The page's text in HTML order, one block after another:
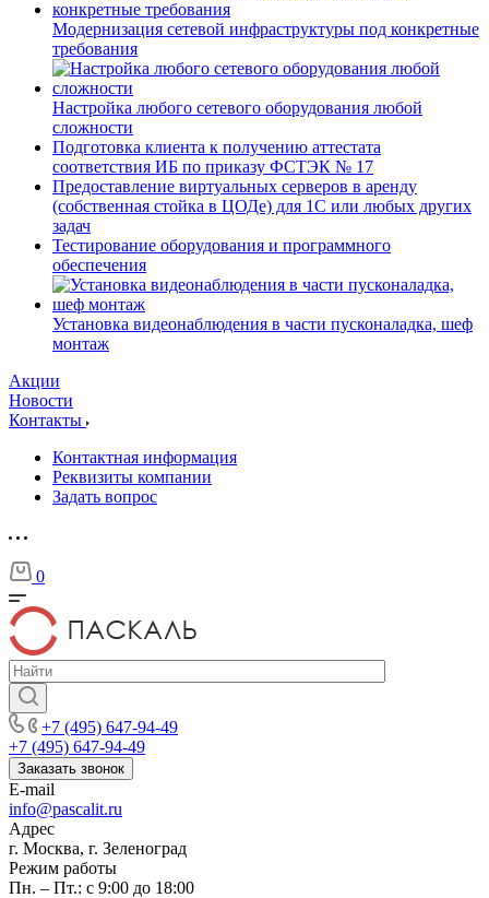
Модернизация сетевой инфраструктуры под конкретные
требования
Настройка любого сетевого оборудования любой
сложности
Подготовка клиента к получению аттестата
соответствия ИБ по приказу ФСТЭК № 17
Предоставление виртуальных серверов в аренду
(собственная стойка в ЦОДе) для 1С или любых других
задач
Тестирование оборудования и программного
обеспечения
Установка видеонаблюдения в части пусконаладка, шеф
монтаж
Акции
Новости
Контакты
Контактная информация
Реквизиты компании
Задать вопрос
0
+7 (495) 647-94-49
+7 (495) 647-94-49
Заказать звонок
E-mail
info@pascalit.ru
Адрес
г. Москва, г. Зеленоград
Режим работы
Пн. – Пт.: с 9:00 до 18:00